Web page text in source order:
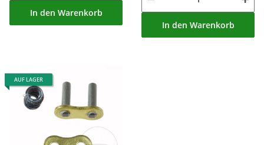
In den Warenkorb
In den Warenkorb
AUF LAGER